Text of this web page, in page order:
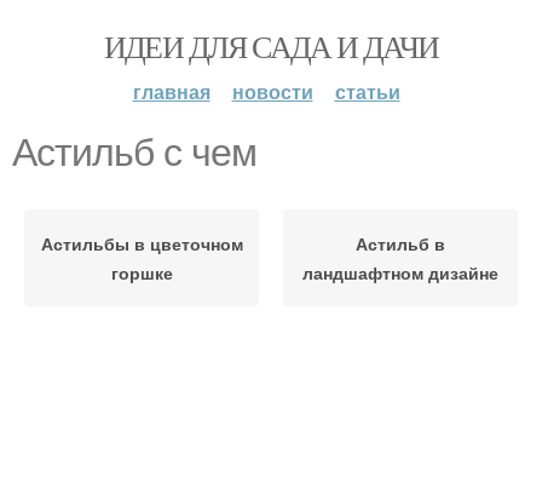
ИДЕИ ДЛЯ САДА И ДАЧИ
главная новости статьи
Астильб с чем
Астильбы в цветочном
горшке
Астильб в
ландшафтном дизайне